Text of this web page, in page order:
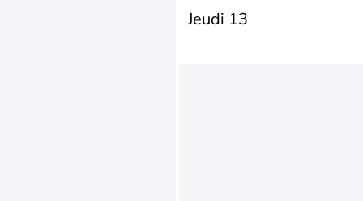
Jeudi 13